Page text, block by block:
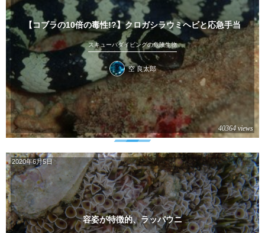
【コブラの10倍の毒性!?】クロガシラウミヘビと応急手当
スキューバダイビングの危険生物
空 良太郎
40364 views
容姿が特徴的、ラッパウニ
2020年6月5日